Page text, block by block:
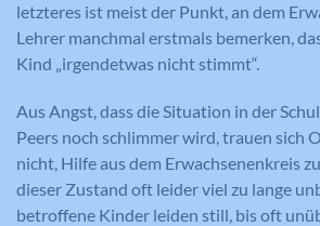
letzteres ist meist der Punkt, an dem
Lehrer manchmal erstmals bemerken,
Kind „irgendetwas nicht stimmt“.
Aus Angst, dass die Situation in der
Peers noch schlimmer wird, trauen sich
nicht, Hilfe aus dem Erwachsenenkreis
dieser Zustand oft leider viel zu lange
betroffene Kinder leiden still, bis oft